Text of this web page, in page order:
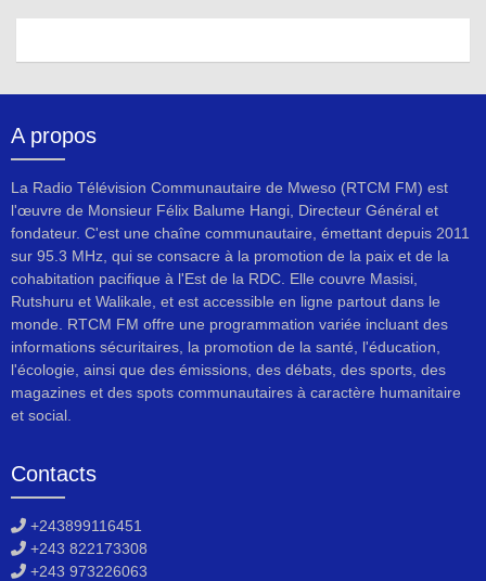
A propos
La Radio Télévision Communautaire de Mweso (RTCM FM) est
l'œuvre de Monsieur Félix Balume Hangi, Directeur Général et
fondateur. C'est une chaîne communautaire, émettant depuis 2011
sur 95.3 MHz, qui se consacre à la promotion de la paix et de la
cohabitation pacifique à l'Est de la RDC. Elle couvre Masisi,
Rutshuru et Walikale, et est accessible en ligne partout dans le
monde. RTCM FM offre une programmation variée incluant des
informations sécuritaires, la promotion de la santé, l'éducation,
l'écologie, ainsi que des émissions, des débats, des sports, des
magazines et des spots communautaires à caractère humanitaire
et social.
Contacts
+243899116451
+243 822173308
+243 973226063